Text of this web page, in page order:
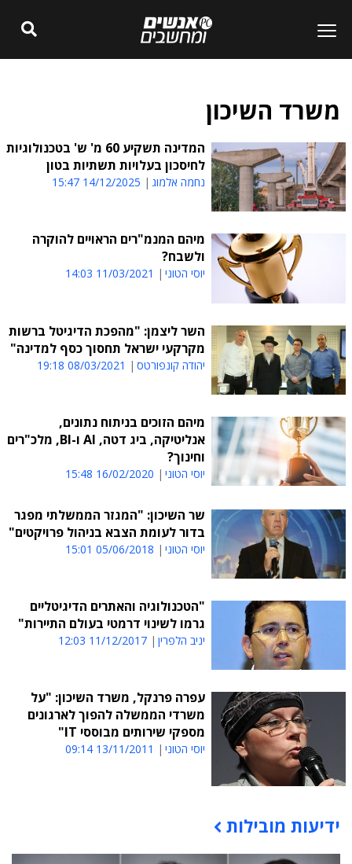
משרד השיכון
המדינה תשקיע 60 מ' ש' בטכנולוגיות
לחיסכון בעלויות תשתיות בטון
נחמה אלמוג 14/12/2025 15:47
מיהם המנמ"רים הראויים להוקרה
ולשבח?
יוסי הטוני 11/03/2021 14:03
השר ליצמן: "מהפכת הדיגיטל ברשות
מקרקעי ישראל תחסוך כסף למדינה"
יהודה קונפורטס 08/03/2021 19:18
מיהם הזוכים בניתוח נתונים,
אנליטיקה, ביג דטה, AI ו-BI, מלכ"רים
וחינוך?
יוסי הטוני 16/02/2020 15:48
שר השיכון: "המגזר הממשלתי מפגר
בדור לעומת הצבא בניהול פרויקטים"
יוסי הטוני 05/06/2018 15:01
"הטכנולוגיה והאתרים הדיגיטליים
גרמו לשינוי דרמטי בעולם התיירות"
יניב הלפרין 11/12/2017 12:03
עפרה פרנקל, משרד השיכון: "על
משרדי הממשלה להפוך לארגונים
מספקי שירותים מבוססי IT"
יוסי הטוני 13/11/2011 09:14
תוכן פרסומי
ידיעות מובילות